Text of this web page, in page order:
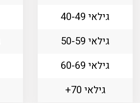
גילאי 40-49
גילאי 50-59
גילאי 60-69
גילאי 70+